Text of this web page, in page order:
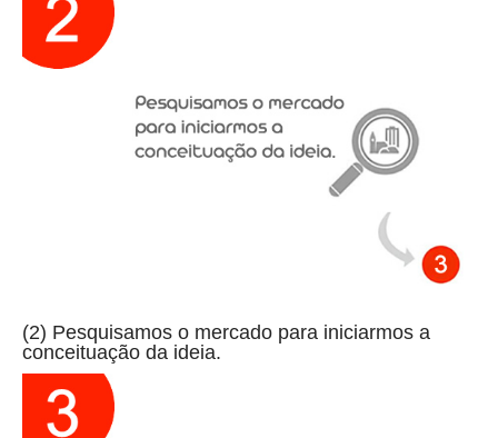
(2) Pesquisamos o mercado para iniciarmos a
conceituação da ideia.